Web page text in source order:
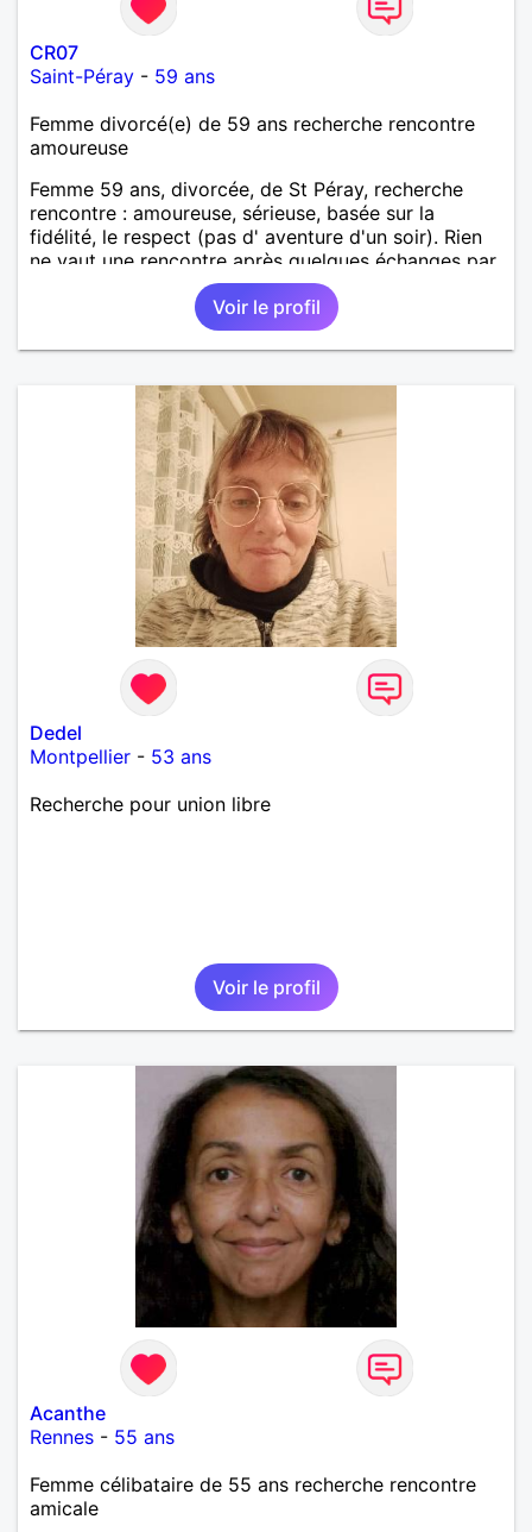
CR07
Saint-Péray - 59 ans
Femme divorcé(e) de 59 ans recherche rencontre
amoureuse
Femme 59 ans, divorcée, de St Péray, recherche
rencontre : amoureuse, sérieuse, basée sur la
fidélité, le respect (pas d' aventure d'un soir). Rien
ne vaut une rencontre après quelques échanges par
messages pour savoir si il y a un feeling entre les
deux et le désir de se revoir. Au plaisir de se
Voir le profil
Dedel
Montpellier - 53 ans
Recherche pour union libre
Voir le profil
Acanthe
Rennes - 55 ans
Femme célibataire de 55 ans recherche rencontre
amicale